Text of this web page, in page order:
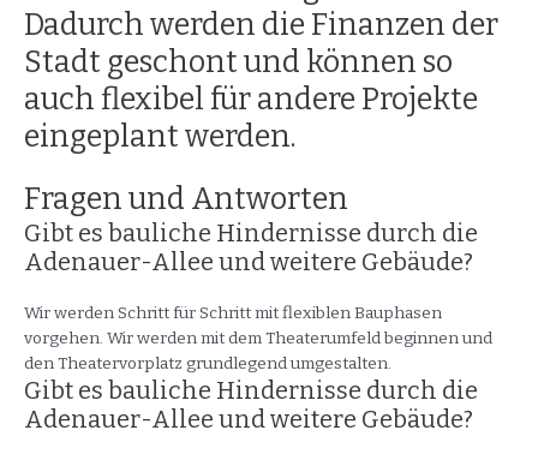
Dadurch werden die Finanzen der
Stadt geschont und können so
auch flexibel für andere Projekte
eingeplant werden.
Fragen und Antworten
Gibt es bauliche Hindernisse durch die
Adenauer-Allee und weitere Gebäude?
Wir werden Schritt für Schritt mit flexiblen Bauphasen
vorgehen. Wir werden mit dem Theaterumfeld beginnen und
den Theatervorplatz grundlegend umgestalten.
Gibt es bauliche Hindernisse durch die
Adenauer-Allee und weitere Gebäude?